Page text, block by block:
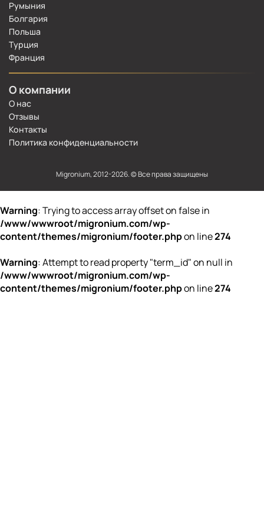
0 800 339 284
company@migronium.com
Румыния
Болгария
Польша
Турция
Франция
О компании
О нас
Отзывы
Контакты
Политика конфиденциальности
Migronium, 2012-2026. © Все права защищены
Warning: Trying to access array offset on false in
/www/wwwroot/migronium.com/wp-
content/themes/migronium/footer.phpon line274
Warning: Attempt to read property "term_id" on null in
/www/wwwroot/migronium.com/wp-
content/themes/migronium/footer.phpon line274